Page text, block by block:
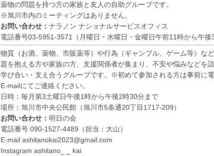
薬物の問題を持つ方の家族と友人の自助グループです。
※旭川市内のミーティングはありません。
お問い合わせ： ナラノン ナショナルサービスオフィス
電話番号03-5951-3571（月曜日・水曜日・金曜日午前11時から午後3
物質（お酒、薬物、市販薬等）や行為（ギャンブル、ゲーム等）な
題を抱える方や家族の方、支援関係者が集まり、不安や悩みなどを
学び合い・支え合うグループです。※初めて参加される方は事前に
E-mailにてご連絡ください。
日時：毎月第3土曜日午後1時から午後2時30分まで
場所：旭川市中央公民館（旭川市5条通20丁目1717-209）
お問い合わせ： 明日の会
電話番号 090-1527-4489（担当：大山）
E-mail ashitanokai2023@gmail.com
Instagram ashitano_ _ kai